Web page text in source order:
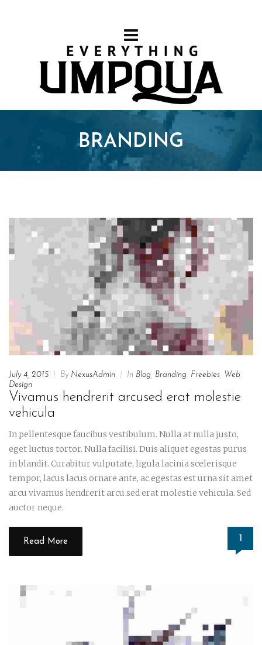
BRANDING
July 4, 2015 | By NexusAdmin | In Blog Branding Freebies Web
Design
Vivamus hendrerit arcused erat molestie
vehicula
In pellentesque faucibus vestibulum. Nulla at nulla justo,
eget luctus tortor. Nulla facilisi. Duis aliquet egestas purus
in blandit. Curabitur vulputate, ligula lacinia scelerisque
tempor, lacus lacus ornare ante, ac egestas est urna sit amet
arcu vivamus hendrerit arcu sed erat molestie vehicula. Sed
auctor neque.
Read More 1